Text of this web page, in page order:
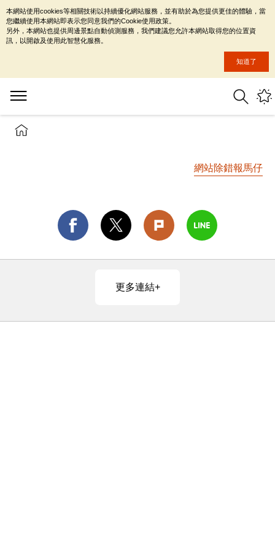
網站除錯報馬仔
更多連結+
本網站使用cookies等相關技術以持續優化網站服務，並有助於為您提供更佳的體驗，當
您繼續使用本網站即表示您同意我們的Cookie使用政策。
另外，本網站也提供周邊景點自動偵測服務，我們建議您允許本網站取得您的位置資
訊，以開啟及使用此智慧化服務。
知道了